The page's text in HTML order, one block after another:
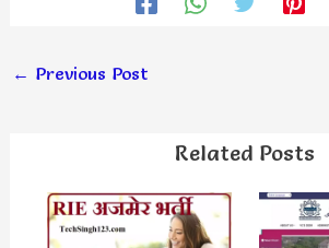
← Previous Post
Related Posts